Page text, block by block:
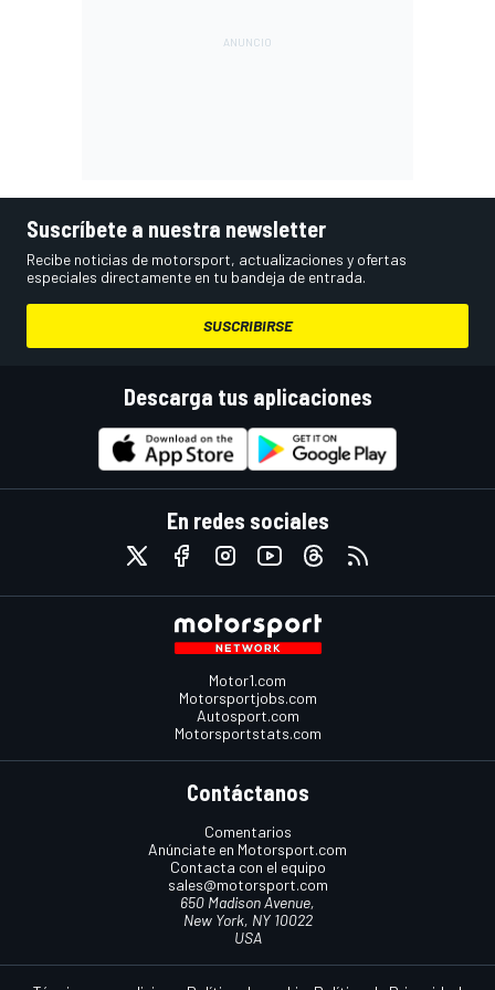
Suscríbete a nuestra newsletter
Recibe noticias de motorsport, actualizaciones y ofertas
especiales directamente en tu bandeja de entrada.
SUSCRIBIRSE
Descarga tus aplicaciones
En redes sociales
Motor1.com
Motorsportjobs.com
Autosport.com
Motorsportstats.com
Contáctanos
Comentarios
Anúnciate en Motorsport.com
Contacta con el equipo
sales@motorsport.com
650 Madison Avenue,
New York, NY 10022
USA